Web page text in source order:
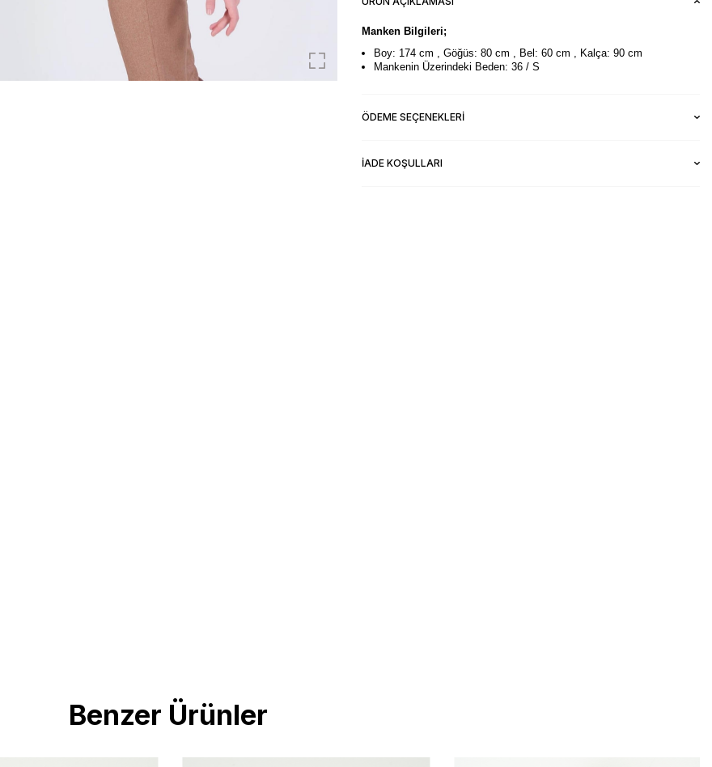
Manken Bilgileri;
Boy: 174 cm , Göğüs: 80 cm , Bel: 60 cm , Kalça: 90 cm
Mankenin Üzerindeki Beden: 36 / S
ÖDEME SEÇENEKLERI
İADE KOŞULLARI
Benzer Ürünler